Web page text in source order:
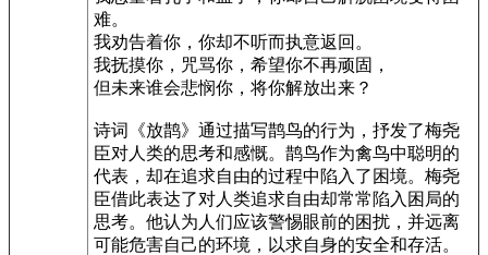
难。
我劝告着你，你却不听而执意返回。
我抚摸你，咒骂你，希望你不再顽固，
但未来谁会悲悯你，将你解放出来？
诗词《放鹊》通过描写鹊鸟的行为，抒发了梅尧
臣对人类的思考和感慨。鹊鸟作为禽鸟中聪明的
代表，却在追求自由的过程中陷入了困境。梅尧
臣借此表达了对人类追求自由却常常陷入困局的
思考。他认为人们应该警惕眼前的困扰，并远离
可能危害自己的环境，以求自身的安全和存活。